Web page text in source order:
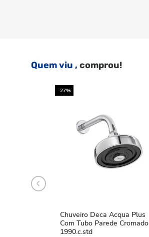
Quem viu ,comprou!
-27%
Chuveiro Deca Acqua Plus
Com Tubo Parede Cromado
1990.c.std